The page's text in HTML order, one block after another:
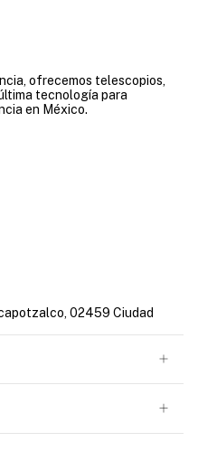
ofrecemos telescopios,
tecnología para
en México.
02459 Ciudad